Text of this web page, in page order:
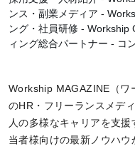
ンス・副業メディア -
ング・社員研修 - Workship
ィング総合パートナー - コ
Workship MAGAZINE（ワ
のHR・フリーランスメデ
人の多様なキャリアを支
当者様向けの最新ノウハ